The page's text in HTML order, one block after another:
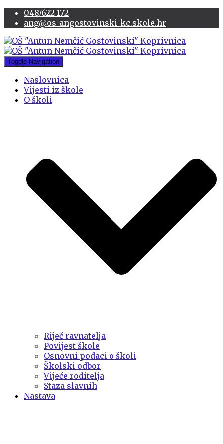
048/622-172
ang@os-angostovinski-kc.skole.hr
Toggle Navigation
Naslovnica
Vijesti iz škole
O školi
Riječ ravnatelja
Povijest škole
Osnovni podaci o školi
Školski odbor
Vijeće roditelja
Staza slavnih
Nastava